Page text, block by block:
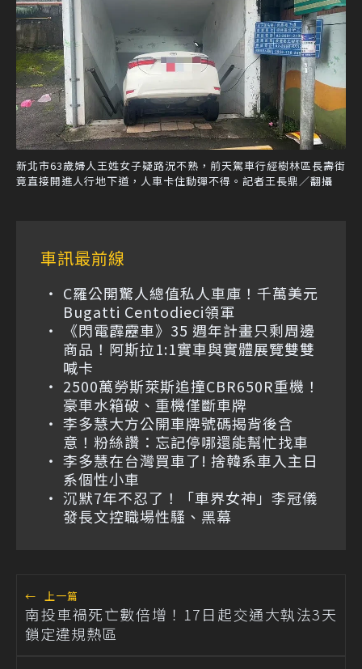
新北市63歲婦人王姓女子疑路況不熟，前天駕車行經樹林區長壽街
竟直接開進人行地下道，人車卡住動彈不得。記者王長鼎／翻攝
車訊最前線
C羅公開驚人總值私人車庫！千萬美元
Bugatti Centodieci領軍
《閃電霹靂車》35 週年計畫只剩周邊
商品！阿斯拉1:1實車與實體展覽雙雙
喊卡
2500萬勞斯萊斯追撞CBR650R重機！
豪車水箱破、重機僅斷車牌
李多慧大方公開車牌號碼揭背後含
意！粉絲讚：忘記停哪還能幫忙找車
李多慧在台灣買車了! 捨韓系車入主日
系個性小車
沉默7年不忍了！「車界女神」李冠儀
發長文控職場性騷、黑幕
← 上一篇
南投車禍死亡數倍增！17日起交通大執法3天
鎖定違規熱區